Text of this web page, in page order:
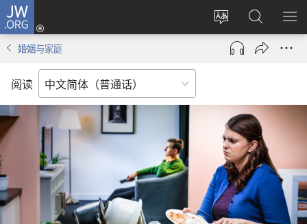
JW.ORG
更
改
网
言
登
录
（打
口）
搜
索
JW.ORG
显
婚姻与家庭
阅读